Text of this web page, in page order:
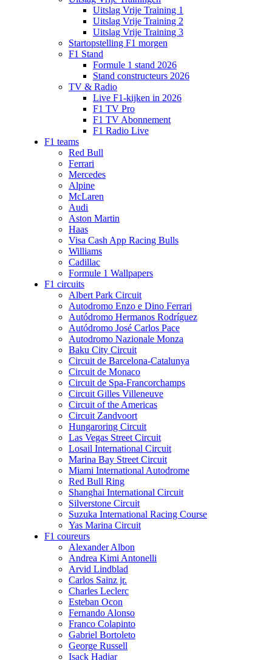
Uitslag Vrije Training 1
Uitslag Vrije Training 2
Uitslag Vrije Training 3
Startopstelling F1 morgen
F1 Stand
Formule 1 stand 2026
Stand constructeurs 2026
TV & Radio
Live F1-kijken in 2026
F1 TV Pro
F1 TV Abonnement
F1 Radio Live
F1 teams
Red Bull
Ferrari
Mercedes
Alpine
McLaren
Audi
Aston Martin
Haas
Visa Cash App Racing Bulls
Williams
Cadillac
Formule 1 Wallpapers
F1 circuits
Albert Park Circuit
Autodromo Enzo e Dino Ferrari
Autódromo Hermanos Rodríguez
Autódromo José Carlos Pace
Autodromo Nazionale Monza
Baku City Circuit
Circuit de Barcelona-Catalunya
Circuit de Monaco
Circuit de Spa-Francorchamps
Circuit Gilles Villeneuve
Circuit of the Americas
Circuit Zandvoort
Hungaroring Circuit
Las Vegas Street Circuit
Losail International Circuit
Marina Bay Street Circuit
Miami International Autodrome
Red Bull Ring
Shanghai International Circuit
Silverstone Circuit
Suzuka International Racing Course
Yas Marina Circuit
F1 coureurs
Alexander Albon
Andrea Kimi Antonelli
Arvid Lindblad
Carlos Sainz jr.
Charles Leclerc
Esteban Ocon
Fernando Alonso
Franco Colapinto
Gabriel Bortoleto
George Russell
Isack Hadjar